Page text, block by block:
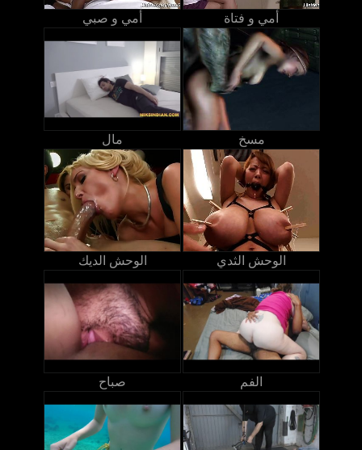
أمي و صبي أمي و فتاة
مال مسخ
الوحش الديك الوحش الثدي
صباح الفم